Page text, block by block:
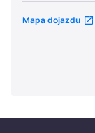
Mapa dojazdu